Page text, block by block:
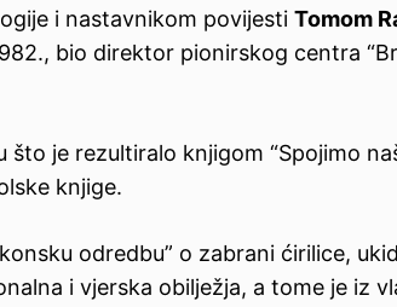
i nastavnikom povijesti Tomom
bio direktor pionirskog centra
je rezultiralo knjigom “Spojimo
knjige.
odredbu” o zabrani ćirilice,
i vjerska obilježja, a tome je iz